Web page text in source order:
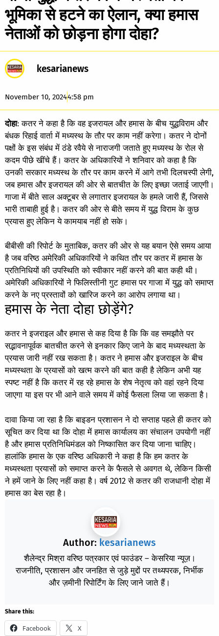
भूमिका से हटने का ऐलान, क्या हमास
नेताओं को छोड़ना होगा दोहा?
kesarianews
November 10, 20244:58 pm
दोहा: कतर ने कहा है कि वह इजरायल और हमास के बीच युद्धविराम और
बंधक रिहाई वार्ता में मध्यस्थ के तौर पर काम नहीं करेगा। कतर ने दोनों
पक्षों के इस संबंध में ठंडे रवैये से नाराजगी जताते हुए मध्यस्थ के रोल से
कदम पीछे खींचे हैं। कतर के अधिकारियों ने शनिवार को कहा है कि
उनकी सरकार मध्यस्थ के तौर पर काम करने में आगे तभी दिलचस्पी लेगी,
जब हमास और इजरायल की ओर से बातचीत के लिए इच्छा जताई जाएगी।
गाजा में बीते साल अक्टूबर से लगातार इजरायल के हमले जारी हैं, जिससे
भारी ताबाही हुई है। कतर की ओर से बीते समय में युद्ध विराम के कुछ
प्रयास हुए लेकिन ये कामयाब नहीं हो सके।
बीबीसी की रिपोर्ट के मुताबिक, कतर की ओर से यह बयान ऐसे समय आया
है जब वरिष्ठ अमेरिकी अधिकारियों ने कथित तौर पर कतर में हमास के
प्रतिनिधियों की उपस्थिति को स्वीकार नहीं करने की बात कही थी।
अमेरिकी अधिकारियों ने फिलिस्तीनी गुट हमास पर गाजा में युद्ध को समाप्त
करने के नए प्रस्तावों को खारिज करने का आरोप लगाया था।
हमास के नेता दोहा छोड़ेंगे?
कतर ने इजराइल और हमास से कह दिया है कि कि वह समझौते पर
सद्भावनापूर्वक बातचीत करने से इनकार किए जाने के बाद मध्यस्थता के
प्रयास जारी नहीं रख सकता है। कतर ने हमास और इजराइल के बीच
मध्यस्थता के प्रयासों को खत्म करने की बात कही है लेकिन अभी यह
स्पष्ट नहीं है कि कतर में रह रहे हमास के शेष नेतृत्व को वहां रहने दिया
जाएगा या इस पर भी आने वाले समय में कोई फैसला लिया जा सकता है।
दावा किया जा रहा है कि बाइडन प्रशासन ने दो सप्ताह पहले ही कतर को
सूचित कर दिया था कि दोहा में हमास कार्यालय का संचालन उपयोगी नहीं
है और हमास प्रतिनिधिमंडल को निष्कासित कर दिया जाना चाहिए।
हालांकि हमास के एक वरिष्ठ अधिकारी ने कहा है कि हम कतर के
मध्यस्थता प्रयासों को समाप्त करने के फैसले से अवगत थे, लेकिन किसी
ने हमें जाने के लिए नहीं कहा है। वर्ष 2012 से कतर की राजधानी दोहा में
हमास का बेस रहा है।
Author: kesarianews
शैलेन्द्र मिश्रा वरिष्ठ पत्रकार एवं फाउंडर – केसरिया न्यूज़।
राजनीति, प्रशासन और जनहित से जुड़े मुद्दों पर तथ्यपरक, निर्भीक
और ज़मीनी रिपोर्टिंग के लिए जाने जाते हैं।
Share this:
Facebook X